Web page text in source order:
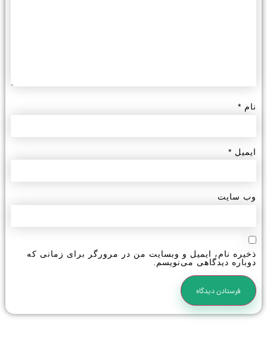
نام *
ایمیل *
وب‌ سایت
ذخیره نام، ایمیل و وبسایت من در مرورگر برای زمانی که
دوباره دیدگاهی می‌نویسم.